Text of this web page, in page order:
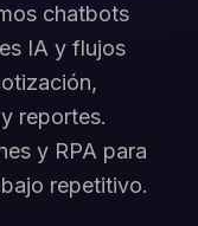
chatbots
IA y flujos
reportes.
y RPA para
repetitivo.